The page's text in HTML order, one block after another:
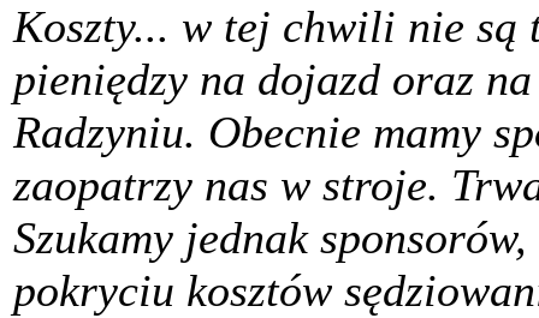
Koszty... w tej chwili nie są
pieniędzy na dojazd oraz
Radzyniu. Obecnie mamy
zaopatrzy nas w stroje.
Szukamy jednak
pokryciu kosztów